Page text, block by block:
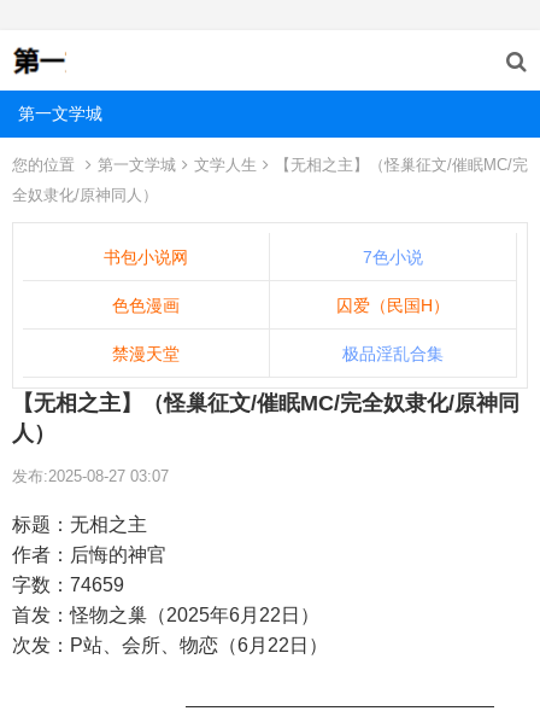
第一文学城
您的位置 第一文学城 文学人生
【无相之主】（怪巢征文/催眠MC/完
全奴隶化/原神同人）
书包小说网 7色小说
色色漫画 囚爱（民国H）
禁漫天堂 极品淫乱合集
【无相之主】（怪巢征文/催眠MC/完全奴隶化/原神同
人）
发布:2025-08-27 03:07
标题：无相之主
作者：后悔的神官
字数：74659
首发：怪物之巢（2025年6月22日）
次发：P站、会所、物恋（6月22日）
————————————————